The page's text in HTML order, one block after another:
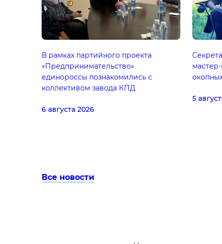
В рамках партийного проекта
«Предпринимательство»
единороссы познакомились с
коллективом завода КПД
6 августа 2026
5
Все новости